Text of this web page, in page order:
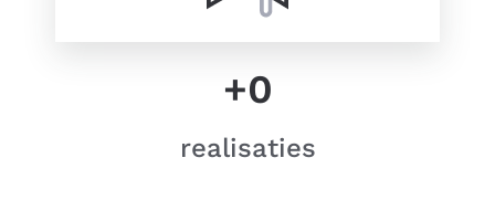
realisaties
+0